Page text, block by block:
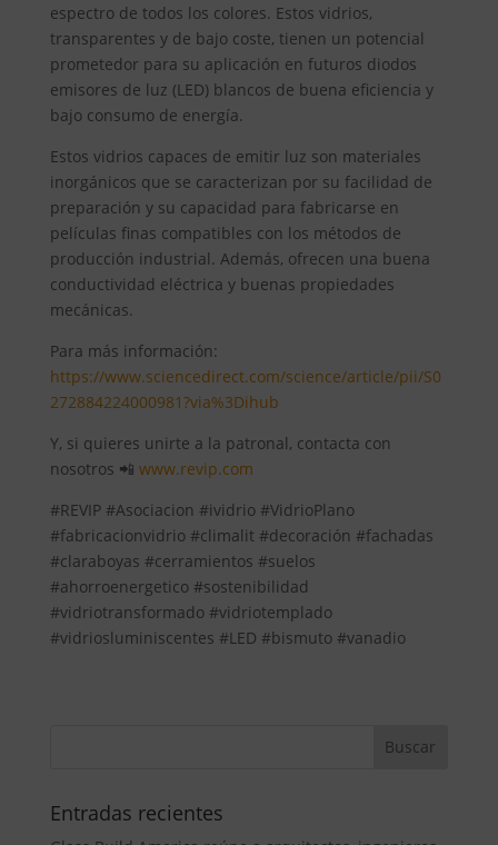
espectro de todos los colores. Estos vidrios,
transparentes y de bajo coste, tienen un potencial
prometedor para su aplicación en futuros diodos
emisores de luz (LED) blancos de buena eficiencia y
bajo consumo de energía.
Estos vidrios capaces de emitir luz son materiales
inorgánicos que se caracterizan por su facilidad de
preparación y su capacidad para fabricarse en
películas finas compatibles con los métodos de
producción industrial. Además, ofrecen una buena
conductividad eléctrica y buenas propiedades
mecánicas.
Para más información:
https://www.sciencedirect.com/science/article/pii/S0
272884224000981?via%3Dihub
Y, si quieres unirte a la patronal, contacta con
nosotros 📲 www.revip.com
#REVIP #Asociacion #ividrio #VidrioPlano
#fabricacionvidrio #climalit #decoración #fachadas
#claraboyas #cerramientos #suelos
#ahorroenergetico #sostenibilidad
#vidriotransformado #vidriotemplado
#vidriosluminiscentes #LED #bismuto #vanadio
Entradas recientes